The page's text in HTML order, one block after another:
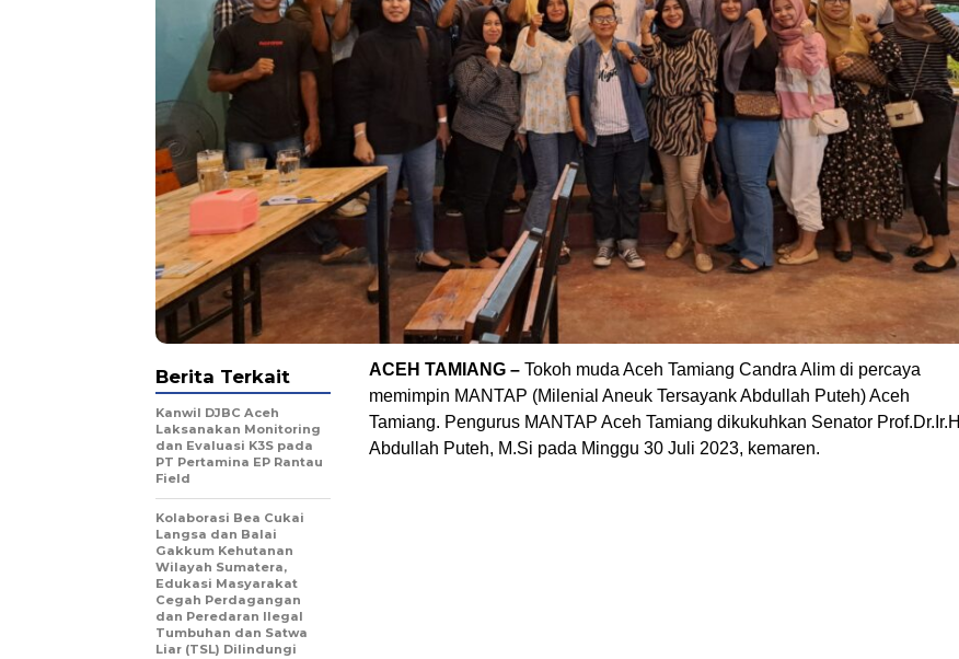
ACEH TAMIANG – Tokoh muda Aceh Tamiang Candra Alim di percaya
memimpin MANTAP (Milenial Aneuk Tersayank Abdullah Puteh) Aceh
Tamiang. Pengurus MANTAP Aceh Tamiang dikukuhkan Senator Prof.Dr.Ir.H
Abdullah Puteh, M.Si pada Minggu 30 Juli 2023, kemaren.
Berita Terkait
Kanwil DJBC Aceh
Laksanakan Monitoring
dan Evaluasi K3S pada
PT Pertamina EP Rantau
Field
Kolaborasi Bea Cukai
Langsa dan Balai
Gakkum Kehutanan
Wilayah Sumatera,
Edukasi Masyarakat
Cegah Perdagangan
dan Peredaran Ilegal
Tumbuhan dan Satwa
Liar (TSL) Dilindungi